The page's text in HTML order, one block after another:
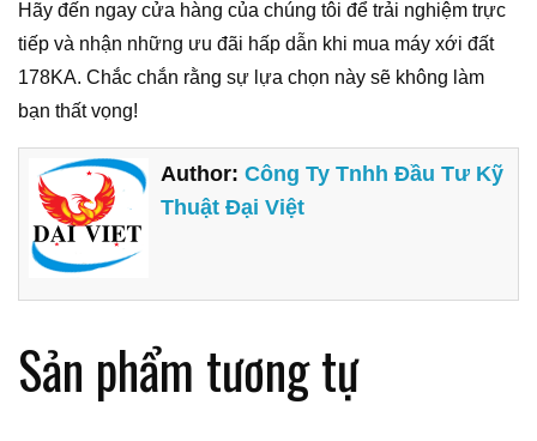
Hãy đến ngay cửa hàng của chúng tôi để trải nghiệm trực
tiếp và nhận những ưu đãi hấp dẫn khi mua máy xới đất
178KA. Chắc chắn rằng sự lựa chọn này sẽ không làm
bạn thất vọng!
Author:Công Ty Tnhh Đầu Tư Kỹ
Thuật Đại Việt
Sản phẩm tương tự